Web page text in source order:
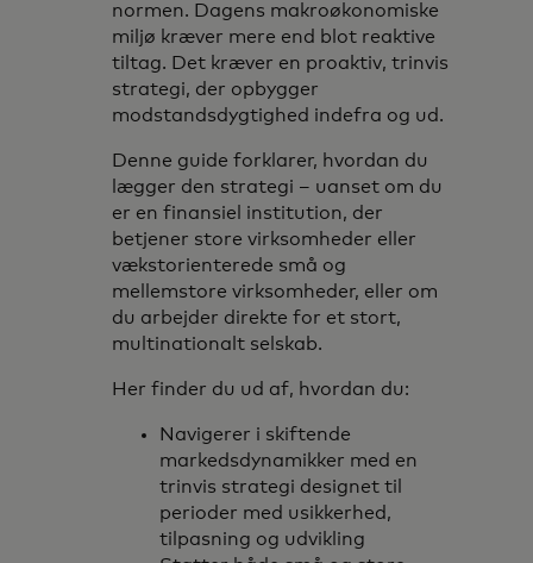
normen. Dagens makroøkonomiske
miljø kræver mere end blot reaktive
tiltag. Det kræver en proaktiv, trinvis
strategi, der opbygger
modstandsdygtighed indefra og ud.
Denne guide forklarer, hvordan du
lægger den strategi – uanset om du
er en finansiel institution, der
betjener store virksomheder eller
vækstorienterede små og
mellemstore virksomheder, eller om
du arbejder direkte for et stort,
multinationalt selskab.
Her finder du ud af, hvordan du:
Navigerer i skiftende
markedsdynamikker med en
trinvis strategi designet til
perioder med usikkerhed,
tilpasning og udvikling